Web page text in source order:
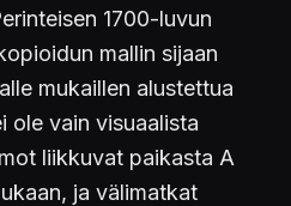
1700-luvun
mallin sijaan
mukaillen alustettua
ole vain visuaalista
liikkuvat paikasta A
ja välimatkat